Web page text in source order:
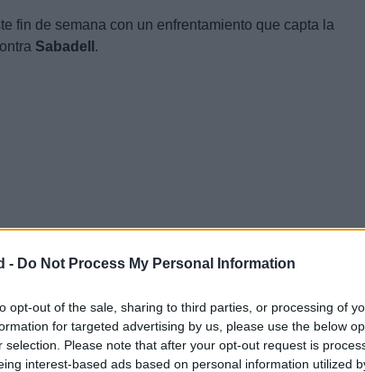
- Do Not Process My Personal Information
opt-out of the sale, sharing to third parties, or processing of
for targeted advertising by us, please use the below
selection. Please note that after your opt-out request is
interest-based ads based on personal information utilized
fin de semana con un enfrentamiento que capta la
Sabadell .
ha estado rodeada por una controversia
del filial madridista en el cuadro final.